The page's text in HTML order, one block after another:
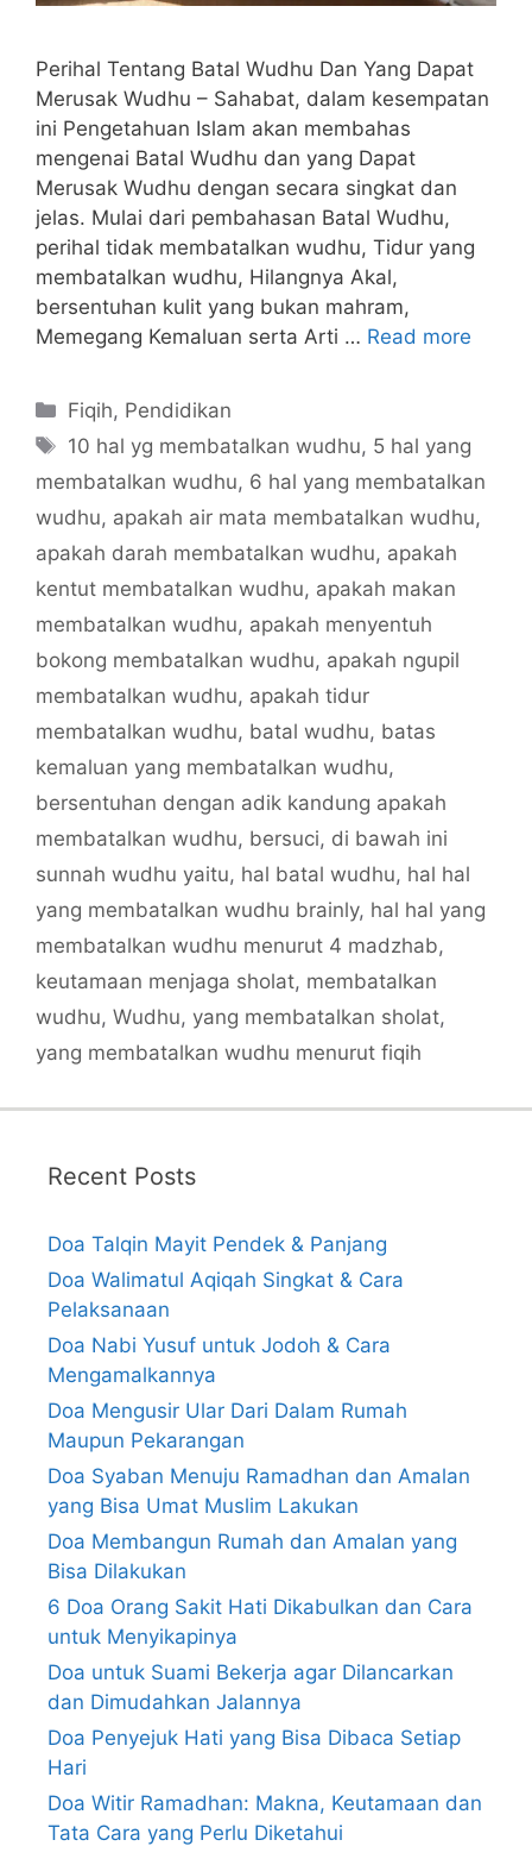
Perihal Tentang Batal Wudhu Dan Yang Dapat
Merusak Wudhu – Sahabat, dalam kesempatan
ini Pengetahuan Islam akan membahas
mengenai Batal Wudhu dan yang Dapat
Merusak Wudhu dengan secara singkat dan
jelas. Mulai dari pembahasan Batal Wudhu,
perihal tidak membatalkan wudhu, Tidur yang
membatalkan wudhu, Hilangnya Akal,
bersentuhan kulit yang bukan mahram,
Memegang Kemaluan serta Arti … Read more
Categories
Fiqih, Pendidikan
Tags
10 hal yg membatalkan wudhu, 5 hal yang
membatalkan wudhu, 6 hal yang membatalkan
wudhu, apakah air mata membatalkan wudhu,
apakah darah membatalkan wudhu, apakah
kentut membatalkan wudhu, apakah makan
membatalkan wudhu, apakah menyentuh
bokong membatalkan wudhu, apakah ngupil
membatalkan wudhu, apakah tidur
membatalkan wudhu, batal wudhu, batas
kemaluan yang membatalkan wudhu,
bersentuhan dengan adik kandung apakah
membatalkan wudhu, bersuci, di bawah ini
sunnah wudhu yaitu, hal batal wudhu, hal hal
yang membatalkan wudhu brainly, hal hal yang
membatalkan wudhu menurut 4 madzhab,
keutamaan menjaga sholat, membatalkan
wudhu, Wudhu, yang membatalkan sholat,
yang membatalkan wudhu menurut fiqih
Recent Posts
Doa Talqin Mayit Pendek & Panjang
Doa Walimatul Aqiqah Singkat & Cara
Pelaksanaan
Doa Nabi Yusuf untuk Jodoh & Cara
Mengamalkannya
Doa Mengusir Ular Dari Dalam Rumah
Maupun Pekarangan
Doa Syaban Menuju Ramadhan dan Amalan
yang Bisa Umat Muslim Lakukan
Doa Membangun Rumah dan Amalan yang
Bisa Dilakukan
6 Doa Orang Sakit Hati Dikabulkan dan Cara
untuk Menyikapinya
Doa untuk Suami Bekerja agar Dilancarkan
dan Dimudahkan Jalannya
Doa Penyejuk Hati yang Bisa Dibaca Setiap
Hari
Doa Witir Ramadhan: Makna, Keutamaan dan
Tata Cara yang Perlu Diketahui